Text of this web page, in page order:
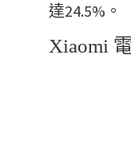
達24.5%。
Xiaomi